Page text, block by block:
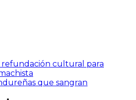
refundación cultural para
que sangran